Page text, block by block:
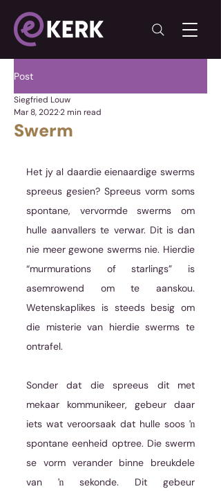
Post
Swerm
Siegfried Louw
Mar 8, 20222 min read
Het jy al daardie eienaardige swerms
spreeus gesien? Spreeus vorm soms
spontane, vervormde swerms om
hulle aanvallers te verwar. Dit is dan
nie meer gewone swerms nie. Hierdie
“murmurations of starlings” is
asemrowend om te aanskou.
Wetenskaplikes is steeds besig om
die misterie van hierdie swerms te
ontrafel.
Sonder dat die spreeus dit met
mekaar kommunikeer, gebeur daar
iets wat veroorsaak dat hulle soos ŉ
spontane eenheid optree. Die swerm
se vorm verander binne breukdele
van ŉ sekonde. Dit gebeur